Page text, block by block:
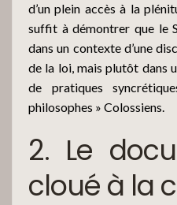
d’un plein accès à la
suffit à démontrer que le
dans un contexte d’une
de la loi, mais plutôt dans
de pratiques
philosophes » Colossiens.
2. Le
cloué à la